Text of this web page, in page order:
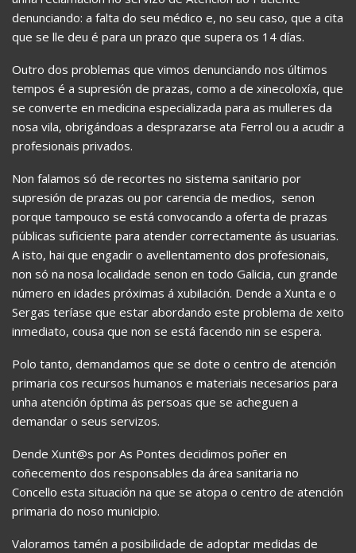
denunciando: a falta do seu médico e, no seu caso, que a cita
que se lle deu é para un prazo que supera os 14 días.
Outro dos problemas que vimos denunciando nos últimos
tempos é a supresión de prazas, como a de xinecoloxía, que
se converte en medicina especializada para as mulleres da
nosa vila, obrigándoas a desprazarse ata Ferrol ou a acudir a
profesionais privados.
Non falamos só de recortes no sistema sanitario por
supresión de prazas ou por carencia de medios, senon
porque tampouco se está convocando a oferta de prazas
públicas suficiente para atender correctamente ás usuarias.
A isto, hai que engadir o avellentamento dos profesionais,
non só na nosa localidade senon en todo Galicia, cun grande
número en idades próximas á xubilación. Dende a Xunta e o
Sergas teríase que estar abordando este problema de xeito
inmediato, cousa que non se está facendo nin se espera.
Polo tanto, demandamos que se dote o centro de atención
primaria cos recursos humanos e materiais necesarios para
unha atención óptima ás persoas que se acheguen a
demandar o seus servizos.
Dende Xunt@s por As Pontes decidimos poñer en
coñecemento dos responsables da área sanitaria no
Concello esta situación na que se atopa o centro de atención
primaria do noso municipio.
Valoramos tamén a posibilidade de adoptar medidas de